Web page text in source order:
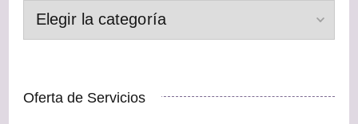
Contenido
del
Oferta de Servicios